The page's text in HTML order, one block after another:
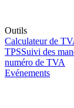
Outils
Calculateur de
TPSSuivi des
numéro de TVA
Evénements